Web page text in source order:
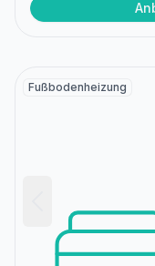
Fußbodenheizung